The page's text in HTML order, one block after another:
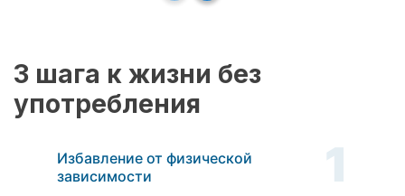
3 шага к жизни без
употребления
Избавление от физической
зависимости
1